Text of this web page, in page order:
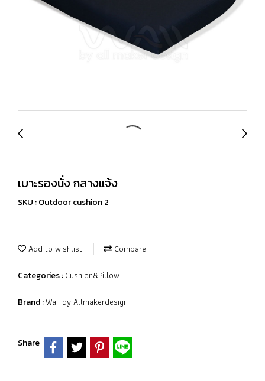
เบาะรองนั่ง กลางแจ้ง
SKU : Outdoor cushion 2
Add to wishlist Compare
Categories :Cushion&Pillow
Brand :Waii by Allmakerdesign
Share